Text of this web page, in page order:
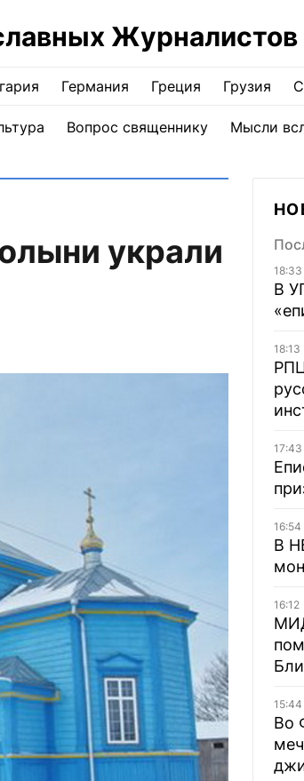
Журналистов
Германия Греция Грузия
Вопрос священнику Мысли
украли
18:33
В
18:13
17:43
16:54
В
16:12
15:44
Во